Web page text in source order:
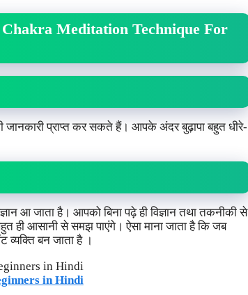
Chakra Meditation Technique For
प्राप्त कर सकते हैं। आपके अंदर बुढ़ापा बहुत धीरे-
आ जाता है। आपको बिना पढ़े ही विज्ञान तथा तकनीकी से
ही आसानी से समझ पाएंगे। ऐसा माना जाता है कि जब
व्यक्ति बन जाता है ।
in Hindi